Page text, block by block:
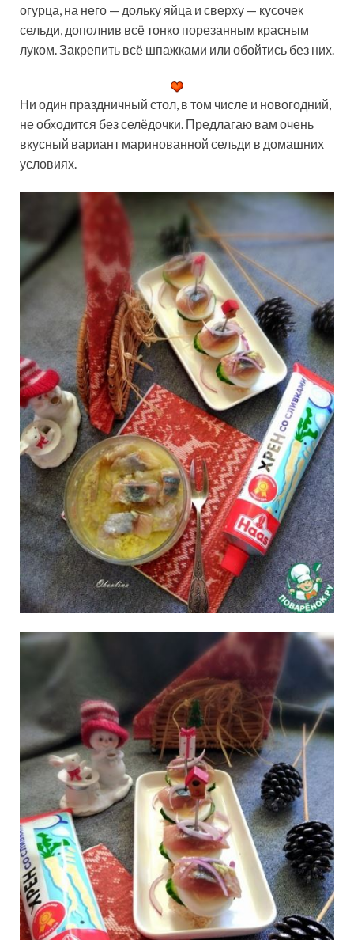
огурца, на него — дольку яйца и сверху — кусочек
сельди, дополнив всё тонко порезанным красным
луком. Закрепить всё шпажками или обойтись без них.
Ни один праздничный стол, в том числе и новогодний,
не обходится без селёдочки. Предлагаю вам очень
вкусный вариант маринованной сельди в домашних
условиях.